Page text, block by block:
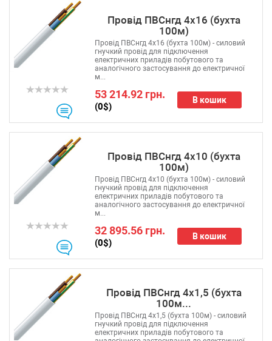
Провід ПВСнгд 4х16 (бухта
100м)
53 214.92 грн.
(0$)
В кошик
Провід ПВСнгд 4х16 (бухта 100м) - силовий
гнучкий провід для підключення
електричних приладів побутового та
аналогічного застосування до електричної
м...
Провід ПВСнгд 4х10 (бухта
100м)
32 895.56 грн.
(0$)
В кошик
Провід ПВСнгд 4х10 (бухта 100м) - силовий
гнучкий провід для підключення
електричних приладів побутового та
аналогічного застосування до електричної
м...
Провід ПВСнгд 4х1,5 (бухта
100м...
Провід ПВСнгд 4х1,5 (бухта 100м) - силовий
гнучкий провід для підключення
електричних приладів побутового та